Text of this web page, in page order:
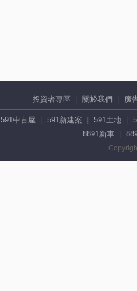
投資者專區 關於我們 廣
591中古屋 591新建案 591土地
8891新車